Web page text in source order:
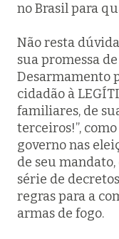
no Brasil para
Não resta
sua promessa
Desarmamento
cidadão à
familiares, de
terceiros!”,
governo nas
de seu
série de
regras para a
armas de fogo.